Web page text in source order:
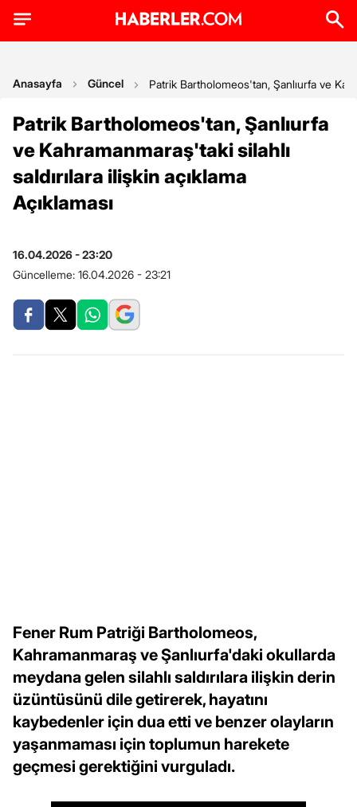
Anasayfa Güncel Patrik Bartholomeos'tan, Şanlıurfa ve
Patrik Bartholomeos'tan, Şanlıurfa
ve Kahramanmaraş'taki silahlı
saldırılara ilişkin açıklama
Açıklaması
16.04.2026 - 23:20
Güncelleme: 16.04.2026 - 23:21
Fener Rum Patriği Bartholomeos,
Kahramanmaraş ve Şanlıurfa'daki okullarda
meydana gelen silahlı saldırılara ilişkin derin
üzüntüsünü dile getirerek, hayatını
kaybedenler için dua etti ve benzer olayların
yaşanmaması için toplumun harekete
geçmesi gerektiğini vurguladı.